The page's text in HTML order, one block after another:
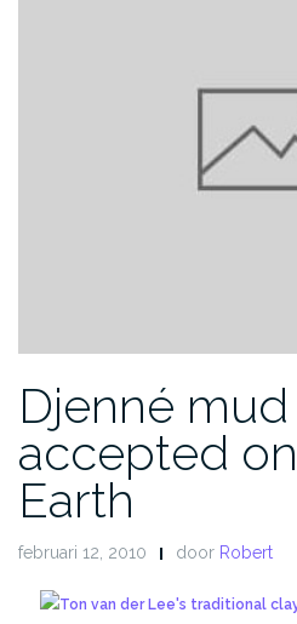
Djenné
accepted
Earth
februari 12, 2010 door Robert